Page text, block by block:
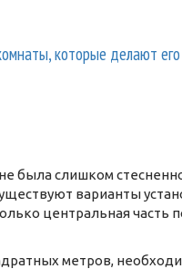
которые делают
была слишком
варианты
центральная часть
метров,